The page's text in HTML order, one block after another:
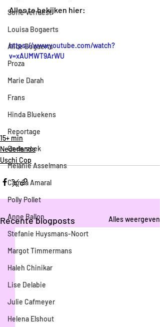
Sofie Verraest
Louisa Bogaerts
Alice Bogaerts
Proza
Marie Darah
Frans
Hinda Bluekens
Reportage
Onderzoek
Melanie Asselmans
Camila Amaral
Polly Pollet
Anne Ballon
Stefanie Huysmans-Noort
Margot Timmermans
Haleh Chinikar
Lise Delabie
Julie Cafmeyer
Helena Elshout
Alles te bekijken hier:
https://www.youtube.com/watch?
v=xAUMWT9ArWU
15+ min
Nederlands
Uschi Cop
Recente blogposts Alles weergeven